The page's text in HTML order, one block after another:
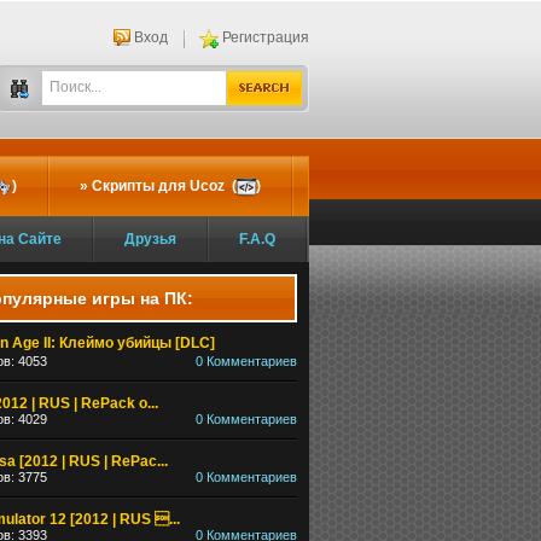
Вход
Регистрация
) Скрипты для Ucoz ( )
Сайте Друзья F.A.Q
игры на ПК:
Age II: Клеймо убийцы [DLC]
0 Комментариев
4053
| RUS | RePack о...
0 Комментариев
4029
[2012 | RUS | RePac...
0 Комментариев
3775
12 [2012 | RUS ...
0 Комментариев
3393